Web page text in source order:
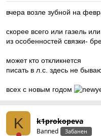
вчера возле зубной на
скорее всего или газель
из особенностей связки-
может кто откликнется
писать в л.с. здесь не
всех с новым годом
K k1prokopeva
Banned Забанен